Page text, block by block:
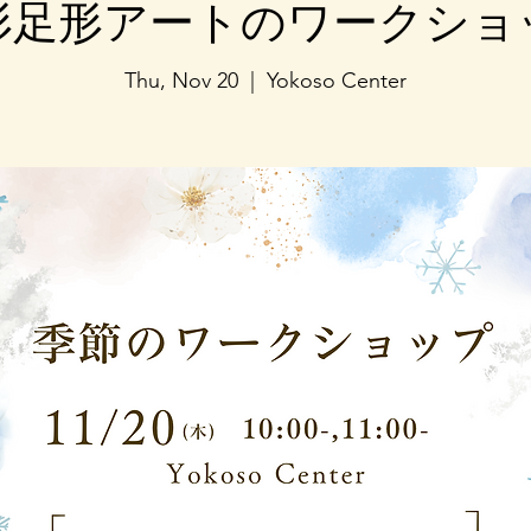
足形アートのワークショ
Thu, Nov 20 Yokoso Center